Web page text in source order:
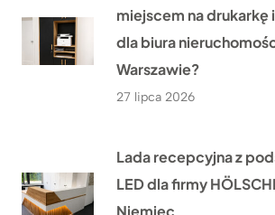
miejscem na drukarkę
dla biura
Warszawie?
27 lipca 2026
Lada recepcyjna z
LED dla firmy
Niemiec